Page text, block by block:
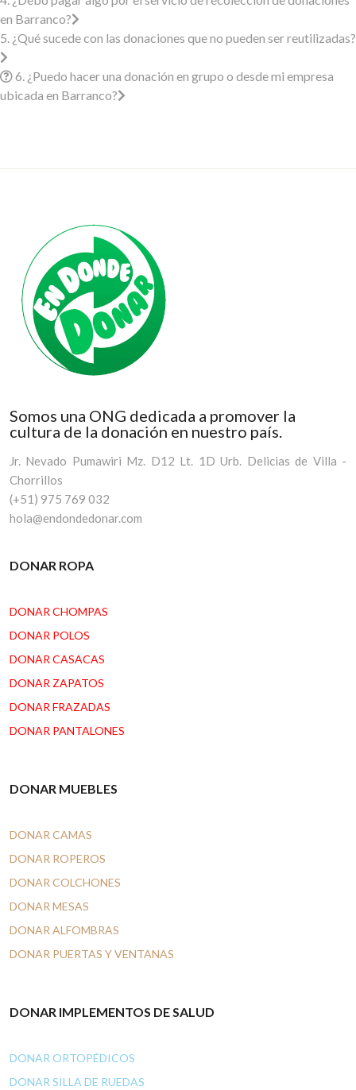
en Barranco?
5. ¿Qué sucede con las donaciones que no pueden ser reutilizadas?
6. ¿Puedo hacer una donación en grupo o desde mi empresa
ubicada en Barranco?
Somos una ONG dedicada a promover la
cultura de la donación en nuestro país.
Jr. Nevado Pumawiri Mz. D12 Lt. 1D Urb. Delicias de Villa -
Chorrillos
(+51) 975 769 032
hola@endondedonar.com
DONAR ROPA
DONAR CHOMPAS
DONAR POLOS
DONAR CASACAS
DONAR ZAPATOS
DONAR FRAZADAS
DONAR PANTALONES
DONAR MUEBLES
DONAR CAMAS
DONAR ROPEROS
DONAR COLCHONES
DONAR MESAS
DONAR ALFOMBRAS
DONAR PUERTAS Y VENTANAS
DONAR IMPLEMENTOS DE SALUD
DONAR ORTOPÉDICOS
DONAR SILLA DE RUEDAS